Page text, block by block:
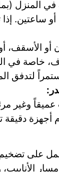
في
ساعتين.
أو الأسقف،
خاصة
لتدفق
وغير
على